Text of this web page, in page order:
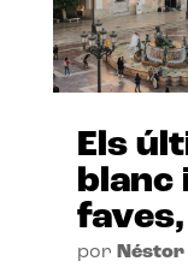
Els
blanc
por